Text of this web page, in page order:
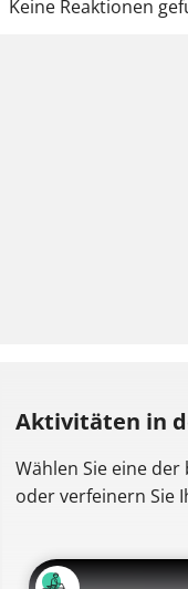
Keine Reaktionen
Aktivitäten in
Wählen Sie eine
oder verfeinern Sie